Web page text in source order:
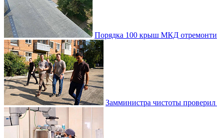
Порядка 100 крыш МКД
Замминистра чистоты проверил